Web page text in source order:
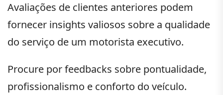
Avaliações de clientes anteriores podem
fornecer insights valiosos sobre a qualidade
do serviço de um motorista executivo.
Procure por feedbacks sobre pontualidade,
profissionalismo e conforto do veículo.